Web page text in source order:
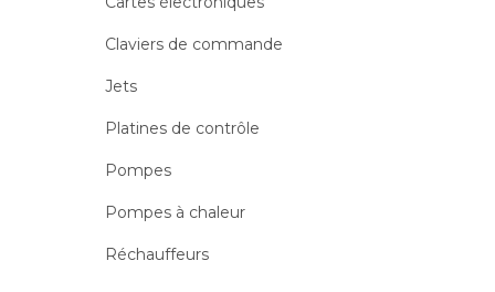
Claviers de commande
Jets
Platines de contrôle
Pompes
Pompes à chaleur
Réchauffeurs